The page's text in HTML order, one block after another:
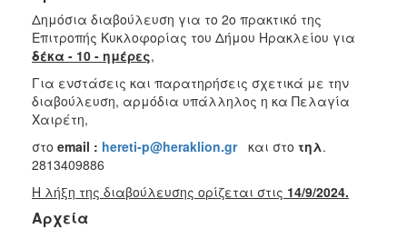
Δημόσια διαβούλευση για το 2ο πρακτικό της
Επιτροπής Κυκλοφορίας του Δήμου Ηρακλείου για
δέκα - 10 - ημέρες,
Για ενστάσεις και παρατηρήσεις σχετικά με την
διαβούλευση, αρμόδια υπάλληλος η κα Πελαγία
Χαιρέτη,
στο email : hereti-p@heraklion.gr και στο τηλ.
2813409886
Η λήξη της διαβούλευσης ορίζεται στις 14/9/2024.
Αρχεία